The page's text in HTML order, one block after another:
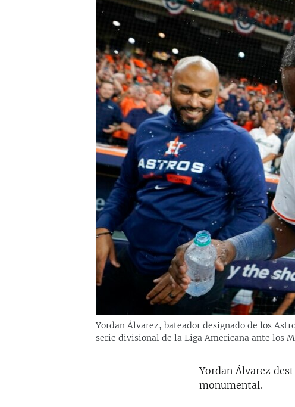
LA REALIDAD DE LA VIVIENDA EN
SER VIEJO EN CUBA
LOS SANTOS DE HIALEAH
DESINFORMACIÓN RUSA EN
LA INVASIÓN DE RUSIA A UCRANIA
Yordan Álvarez, bateador designado de los
serie divisional de la Liga Americana ante los
Yordan Álvarez
monumental.